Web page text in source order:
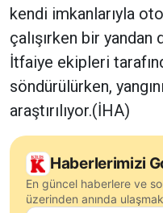
kendi imkanlarıyla
çalışırken bir
İtfaiye ekipleri
söndürülürken,
araştırılıyor.(İHA)
Haberlerimizi
En güncel haberlere ve
üzerinden anında